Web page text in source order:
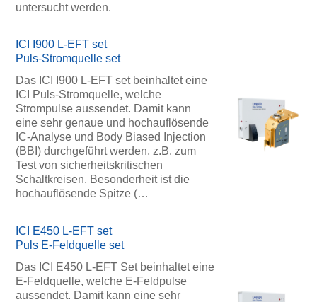
untersucht werden.
ICI I900 L-EFT set
Puls-Stromquelle set
Das ICI I900 L-EFT set beinhaltet eine
ICI Puls-Stromquelle, welche
Strompulse aussendet. Damit kann
eine sehr genaue und hochauflösende
IC-Analyse und Body Biased Injection
(BBI) durchgeführt werden, z.B. zum
Test von sicherheitskritischen
Schaltkreisen. Besonderheit ist die
hochauflösende Spitze (…
ICI E450 L-EFT set
Puls E-Feldquelle set
Das ICI E450 L-EFT Set beinhaltet eine
E-Feldquelle, welche E-Feldpulse
aussendet. Damit kann eine sehr